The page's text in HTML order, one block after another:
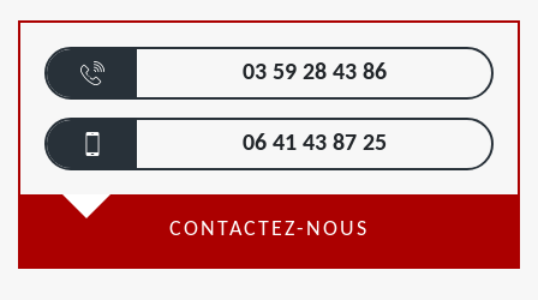
03 59 28 43 86
06 41 43 87 25
CONTACTEZ-NOUS